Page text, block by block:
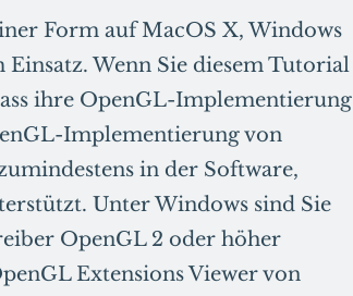
Form auf MacOS X, Windows
Wenn Sie diesem Tutorial
ihre OpenGL-Implementierung
Implementierung von
in der Software,
Unter Windows sind Sie
OpenGL 2 oder höher
Extensions Viewer von